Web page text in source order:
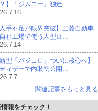
】「ジムニー」独走...
人手不足が限界突破】三菱自動車
社工場で使う人型ロ...
新型「パジェロ」ついに核心へ】
ィザーで内装初公開...
関連記事をもっと見る
報をチェック！